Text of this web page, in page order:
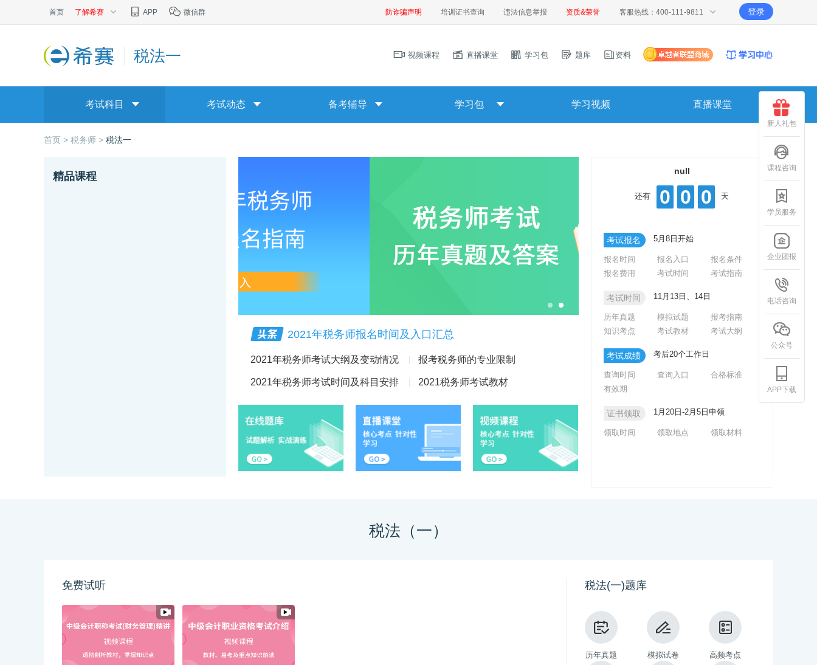
首页 了解希赛 APP 微信群 防诈骗声明 培训证书查询 违法信息举报 资质&荣誉 客服热线：400-111-9811 登录
税法一 视频课程 直播课堂 学习包 题库 资料
考试科目 考试动态 备考辅导 学习包 学习视频 直播课堂
首页 > 税务师 > 税法一
精品课程
2021年税务师报名时间及入口汇总
2021年税务师考试大纲及变动情况 报考税务师的专业限制
2021年税务师考试时间及科目安排 2021税务师考试教材
null
还有 0 0 0 天
考试报名 5月8日开始
报名时间 报名入口
报名条件
报名费用
考试时间 考试指南
考试时间 11月13日、14日
历年真题 模拟试题
报考指南
知识考点
考试教材 考试大纲
考试成绩 考后20个工作日
查询时间 查询入口
合格标准
有效期
证书领取 1月20日-2月5日申领
领取时间 领取地点 领取材料
税法（一）
免费试听 税法(一)题库
历年真题 模拟试卷 高频考点
新人礼包
课程咨询
学员服务
企业团报
电话咨询
公众号
APP下载